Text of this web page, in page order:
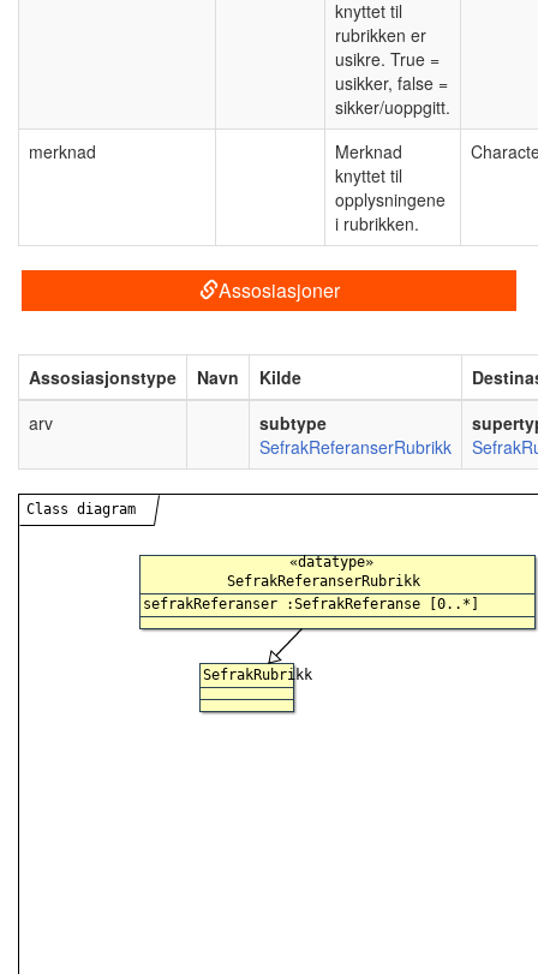
knyttet til
rubrikken er
usikre. True =
usikker, false =
sikker/uoppgitt.
merknad
Merknad
knyttet til
opplysningene
i rubrikken.
Assosiasjoner
Assosiasjonstype Navn Kilde
arv
subtype
SefrakReferanserRubrikk